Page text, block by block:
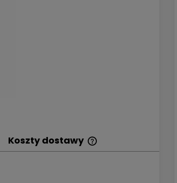
Koszty dostawy